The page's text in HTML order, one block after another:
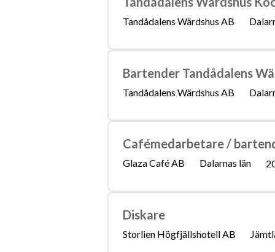
Tandådalens Wärdshus AB
Bartender Tandådalens
Tandådalens Wärdshus AB
Cafémedarbetare /
Glaza Café AB Dalarnas län
Diskare
Storlien Högfjällshotell AB